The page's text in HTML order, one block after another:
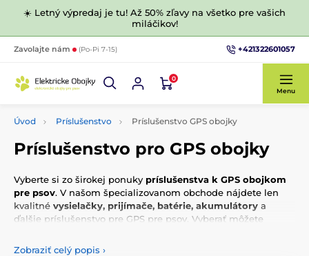
☀️ Letný výpredaj je tu! Až 50% zľavy na všetko pre vašich
miláčikov!
Zavolajte nám (Po-Pi 7-15) +421322601057
0
Menu
Úvod Príslušenstvo Príslušenstvo GPS obojky
Príslušenstvo pro GPS obojky
Vyberte si zo širokej ponuky príslušenstva k GPS obojkom
pre psov. V našom špecializovanom obchode nájdete len
kvalitné vysielačky, prijímače, batérie, akumulátory a
ďalšie príslušenstvo pre GPS pre psov. Vyberať môžete
Zobraziť celý popis ›